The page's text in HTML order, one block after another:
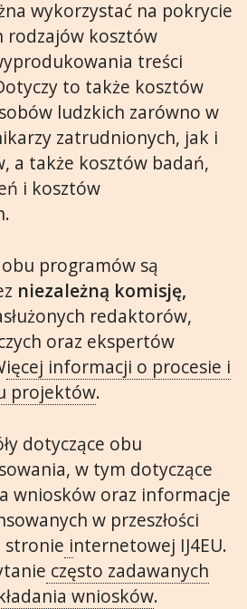
wykorzystać na pokrycie
rodzajów kosztów
treści
to także kosztów
ludzkich zarówno w
zatrudnionych, jak i
a także kosztów badań,
i kosztów
programów są
niezależną komisję,
redaktorów,
oraz ekspertów
ięcej informacji o procesie i
projektów.
dotyczące obu
w tym dotyczące
wniosków oraz informacje
w przeszłości
stronie internetowej IJ4EU.
często zadawanych
wniosków.